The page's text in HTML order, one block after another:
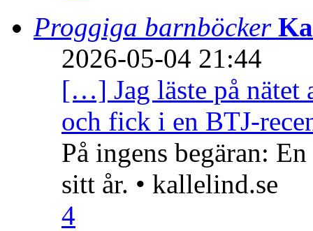
Proggiga barnböcker
2026-05-04 21:44
[…] Jag läste på nätet
och fick i en BTJ-
På ingens begäran:
sitt år. • kallelind.se
4